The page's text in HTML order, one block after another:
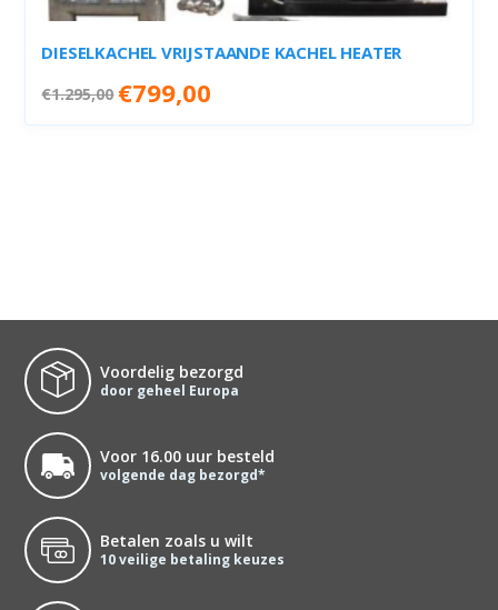
DIESELKACHEL VRIJSTAANDE KACHEL HEATER
€1.295,00 Oorspronkelijke
€799,00
Voordelig bezorgd
door geheel Europa
Voor 16.00 uur besteld
volgende dag bezorgd*
Betalen zoals u wilt
10 veilige betaling keuzes